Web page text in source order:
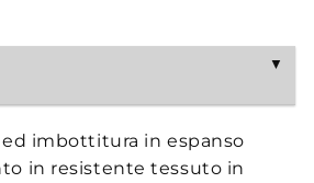
imbottitura in espanso
in resistente tessuto in